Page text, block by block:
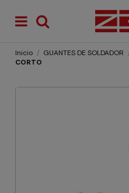
Inicio GUANTES DE SOLDADOR
CORTO